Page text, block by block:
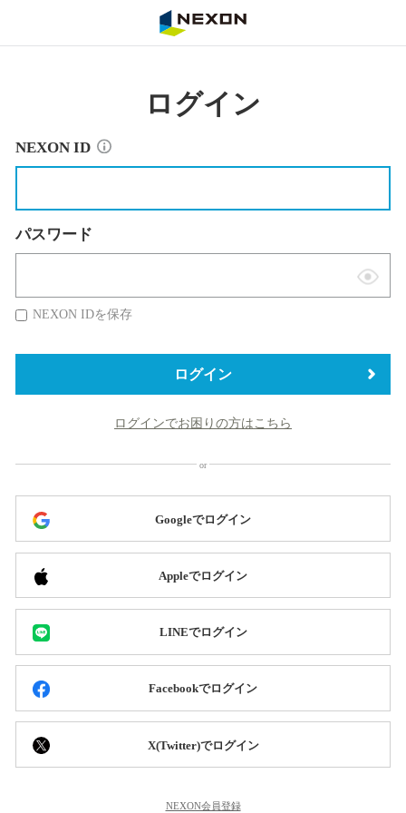
ログイン
NEXON ID
パスワード
表
替
NEXON IDを保存
ログイン
ログインでお困りの方はこちら
Googleでログイン
Appleでログイン
LINEでログイン
Facebookでログイン
X(Twitter)でログイン
NEXON会員登録